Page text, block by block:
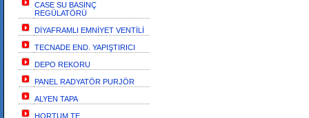
CASE SU BASINÇ
REGÜLATÖRÜ
DİYAFRAMLI EMNİYET VENTİLİ
TECNADE END. YAPIŞTIRICI
DEPO REKORU
PANEL RADYATÖR PURJÖR
ALYEN TAPA
HORTUM TE